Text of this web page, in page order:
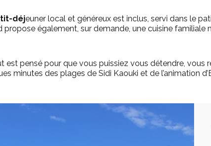
déjeuner local et généreux est inclus, servi dans le
propose également, sur demande, une cuisine familiale
est pensé pour que vous puissiez vous détendre, vous
minutes des plages de Sidi Kaouki et de l’animation